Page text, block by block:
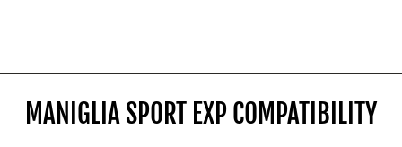
MANIGLIA SPORT EXP COMPATIBILITY